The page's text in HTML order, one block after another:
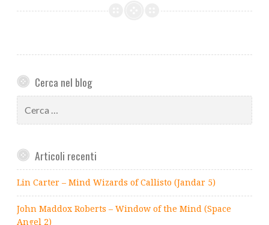
Cerca nel blog
per:
Articoli recenti
Lin Carter – Mind Wizards of Callisto (Jandar 5)
John Maddox Roberts – Window of the Mind (Space
Angel 2)